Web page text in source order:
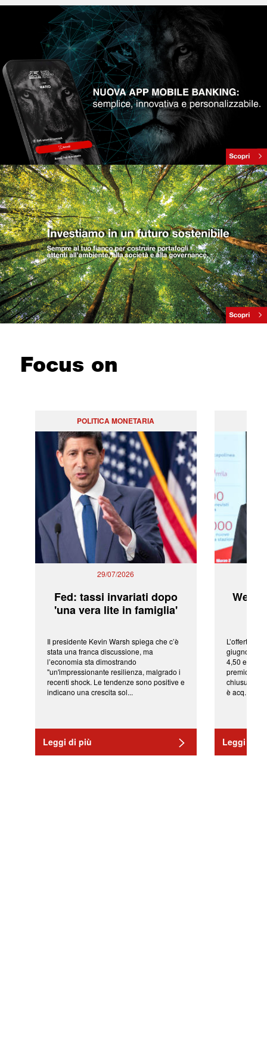
Focus on
POLITICA MONETARIA
29/07/2026
Fed: tassi invariati dopo
'una vera lite in famiglia'
Il presidente Kevin Warsh spiega che c’è
stata una franca discussione, ma
l’economia sta dimostrando
"un'impressionante resilienza, malgrado i
recenti shock. Le tendenze sono positive e
indicano una crescita sol...
Leggi di più
L’offerta
giugno da
4,50 euro
premio di
chiusura
è acq...
Leggi di